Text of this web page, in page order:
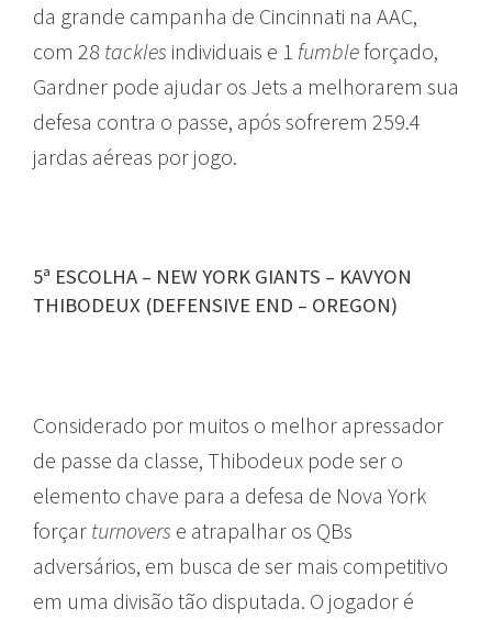
da grande campanha de Cincinnati na AAC,
com 28 tackles individuais e 1 fumbleforçado,
Gardner pode ajudar os Jets a melhorarem sua
defesa contra o passe, após sofrerem 259.4
jardas aéreas por jogo.
5ª ESCOLHA – NEW YORK GIANTS – KAVYON
THIBODEUX (DEFENSIVE END – OREGON)
Considerado por muitos o melhor apressador
de passe da classe, Thibodeux pode ser o
elemento chave para a defesa de Nova York
forçar turnovers e atrapalhar os QBs
adversários, em busca de ser mais competitivo
em uma divisão tão disputada. O jogador é